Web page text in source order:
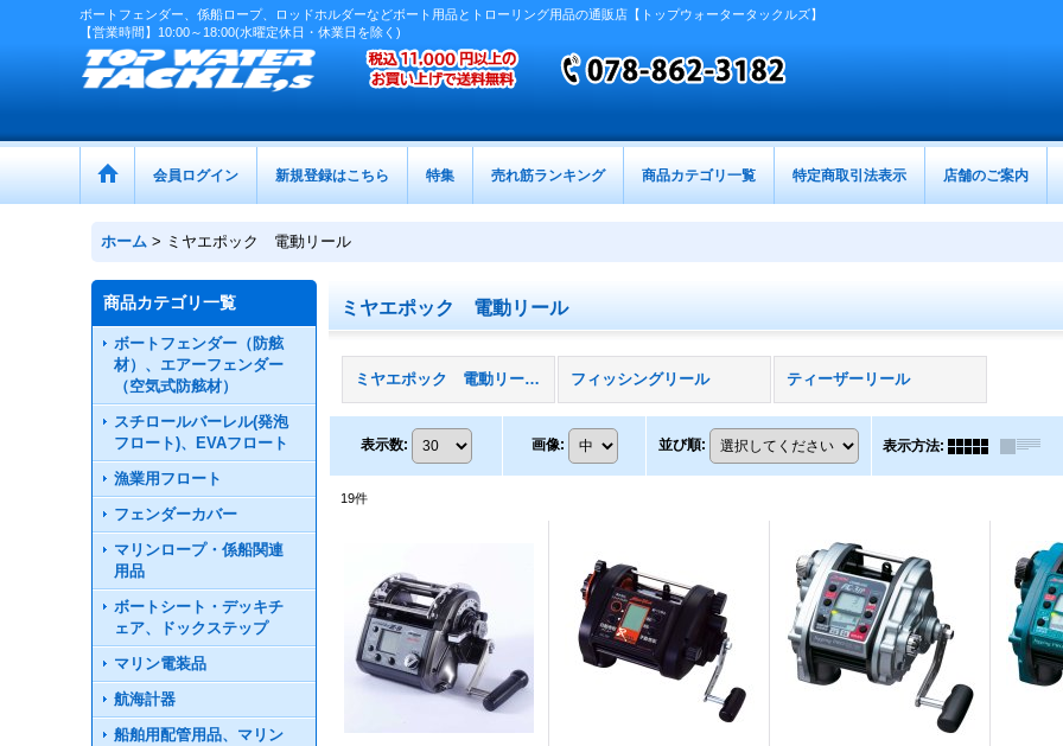
ボートフェンダー、係船ロープ、ロッドホルダーなどボート用品とトローリング用品の通販店【トップウォータータックルズ】
【営業時間】10:00～18:00(水曜定休日・休業日を除く)
会員ログイン 新規登録はこちら 特集 売れ筋ランキング 商品カテゴリ一覧 特定商取引法表示 店舗のご案内
ホーム > ミヤエポック 電動リール
商品カテゴリ一覧
ボートフェンダー（防舷
材）、エアーフェンダー
（空気式防舷材）
スチロールバーレル(発泡
フロート)、EVAフロート
漁業用フロート
フェンダーカバー
マリンロープ・係船関連
用品
ボートシート・デッキチ
ェア、ドックステップ
マリン電装品
航海計器
船舶用配管用品、マリン
ミヤエポック 電動リール
ミヤエポック 電動リール (全商品) フィッシングリール ティーザーリール
表示数: 画像: 並び順: 表示方法:
19件